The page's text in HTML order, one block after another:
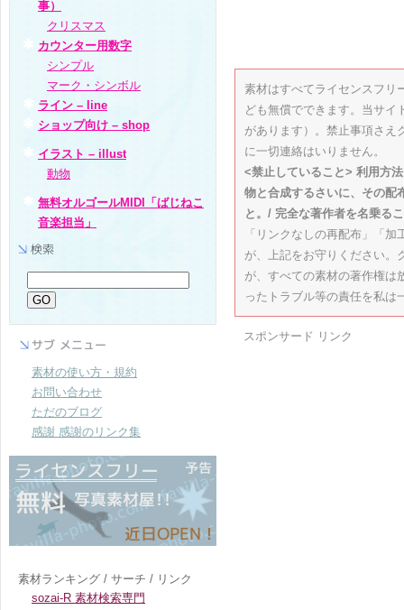
素材はすべてライセンスフリ
ども無償でできます。当サイ
があります）。禁止事項さえ
に一切連絡はいりません。
<禁止していること> 利用方
物と合成するさいに、その配
と。/ 完全な著作者を名乗る
「リンクなしの再配布」「
が、上記をお守りください。
が、すべての素材の著作権は
ったトラブル等の責任を私は
スポンサード リンク
事）
クリスマス
カウンター用数字
シンプル
マーク・シンボル
ライン – line
ショップ向け – shop
イラスト – illust
動物
無料オルゴールMIDI「ばじねこ
音楽担当」
素材の使い方・規約
お問い合わせ
ただのブログ
感謝 感謝のリンク集
素材ランキング / サーチ / リンク
sozai-R 素材検索専門